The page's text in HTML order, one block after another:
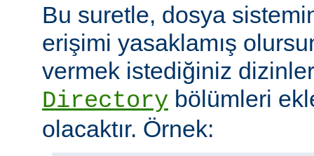
Bu suretle, dosya
erişimi yasaklamış
vermek istediğiniz
Directory bölümleri
olacaktır. Örnek: